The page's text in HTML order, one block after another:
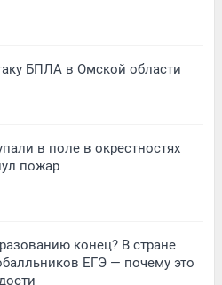
БПЛА в Омской области
в поле в окрестностях
пожар
конец? В стране
ЕГЭ — почему это